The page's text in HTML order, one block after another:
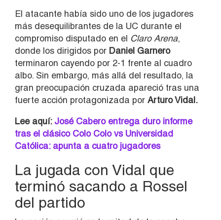
El atacante había sido uno de los jugadores
más desequilibrantes de la UC durante el
compromiso disputado en el Claro Arena,
donde los dirigidos por Daniel Garnero
terminaron cayendo por 2-1 frente al cuadro
albo. Sin embargo, más allá del resultado, la
gran preocupación cruzada apareció tras una
fuerte acción protagonizada por Arturo Vidal.
Lee aquí: José Cabero entrega duro informe
tras el clásico Colo Colo vs Universidad
Católica: apunta a cuatro jugadores
La jugada con Vidal que
terminó sacando a Rossel
del partido